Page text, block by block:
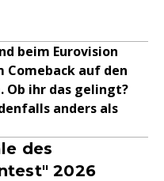
beim Eurovision
Comeback auf den
Ob ihr das gelingt?
anders als
des
2026